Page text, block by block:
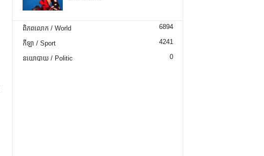
ពិភពលោក / World 6894
កីឡា / Sport 4241
នយោបាយ / Politic 0